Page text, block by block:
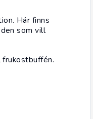
Här finns
som vill